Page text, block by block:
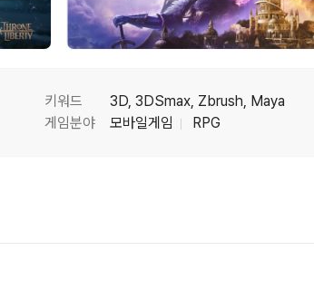
키워드
3D, 3DSmax, Zbrush, Maya
게임분야
모바일게임 RPG